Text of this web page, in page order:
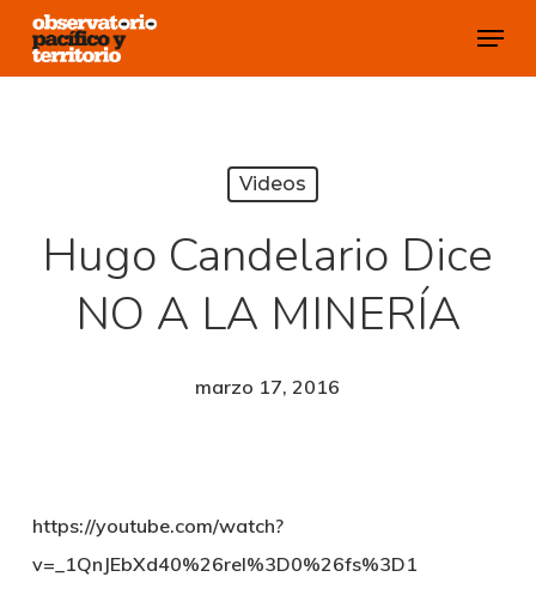
Skip
Menu
Videos
Hugo Candelario Dice
NO A LA MINERÍA
marzo 17, 2016
https://youtube.com/watch?
v=_1QnJEbXd40%26rel%3D0%26fs%3D1
Close